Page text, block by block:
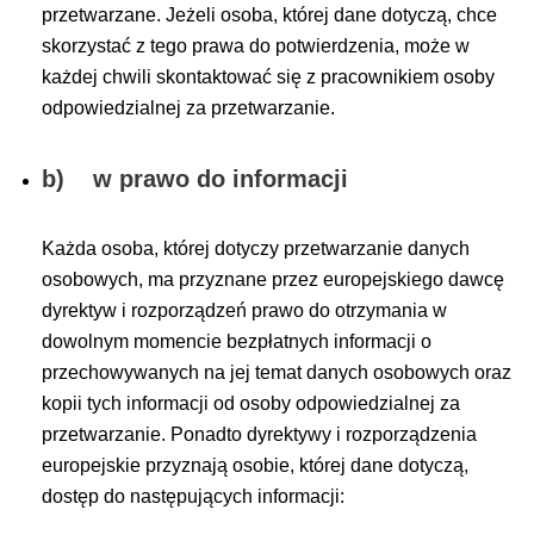
przetwarzane. Jeżeli osoba, której dane dotyczą, chce
skorzystać z tego prawa do potwierdzenia, może w
każdej chwili skontaktować się z pracownikiem osoby
odpowiedzialnej za przetwarzanie.
b) w prawo do informacji
Każda osoba, której dotyczy przetwarzanie danych
osobowych, ma przyznane przez europejskiego dawcę
dyrektyw i rozporządzeń prawo do otrzymania w
dowolnym momencie bezpłatnych informacji o
przechowywanych na jej temat danych osobowych oraz
kopii tych informacji od osoby odpowiedzialnej za
przetwarzanie. Ponadto dyrektywy i rozporządzenia
europejskie przyznają osobie, której dane dotyczą,
dostęp do następujących informacji: